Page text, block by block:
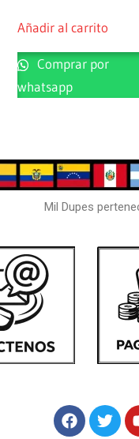
Añadir al carrito
Comprar por
whatsapp
Mil Dupes